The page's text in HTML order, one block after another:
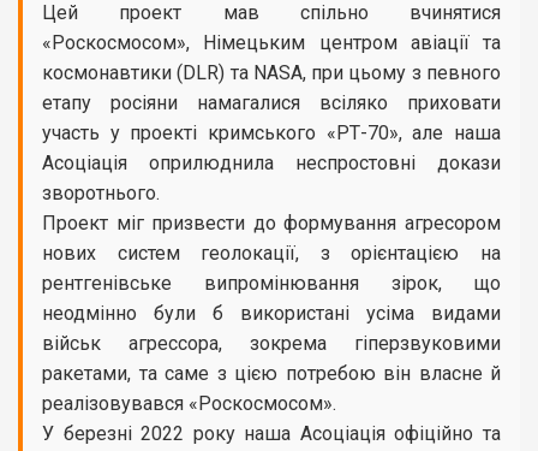
Цей проект мав спільно вчинятися
«Роскосмосом», Німецьким центром авіації та
космонавтики (DLR) та NASA, при цьому з певного
етапу росіяни намагалися всіляко приховати
участь у проекті кримського «РТ-70», але наша
Асоціація оприлюднила неспростовні докази
зворотнього.
Проект міг призвести до формування агресором
нових систем геолокації, з орієнтацією на
рентгенівське випромінювання зірок, що
неодмінно були б використані усіма видами
військ агрессора, зокрема гіперзвуковими
ракетами, та саме з цією потребою він власне й
реалізовувався «Роскосмосом».
У березні 2022 року наша Асоціація офіційно та